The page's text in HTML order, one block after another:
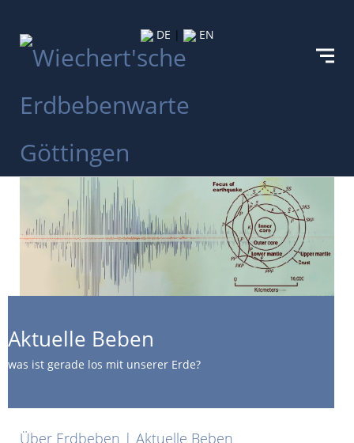
DE | EN
Aktuelle Beben
was ist gerade los mit unserer Erde?
Über Erdbeben | Aktuelle Beben